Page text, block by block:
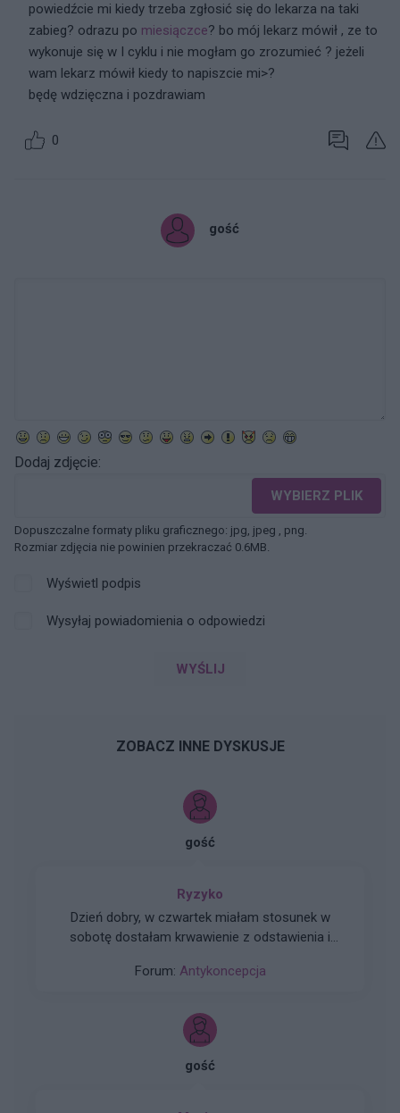
powiedźcie mi kiedy trzeba zgłosić się do lekarza na taki
zabieg? odrazu po miesiączce? bo mój lekarz mówił , ze to
wykonuje się w I cyklu i nie mogłam go zrozumieć ? jeżeli
wam lekarz mówił kiedy to napiszcie mi>?
będę wdzięczna i pozdrawiam
0
gość
Dodaj zdjęcie:
WYBIERZ PLIK
Dopuszczalne formaty pliku graficznego: jpg, jpeg , png.
Rozmiar zdjęcia nie powinien przekraczać 0.6MB.
Wyświetl podpis
Wysyłaj powiadomienia o odpowiedzi
WYŚLIJ
ZOBACZ INNE DYSKUSJE
gość
Ryzyko
Dzień dobry, w czwartek miałam stosunek w
sobotę dostałam krwawienie z odstawienia i
nowe opakowanie tabletek pierwsza wzięłam
a we wtorek jak się zorientowałam to wzięłam
dwie. Moje pytanie brzmi jakie jest ryzyko ciąży
stosunek z czwartku.
Forum: Antykoncepcja
gość